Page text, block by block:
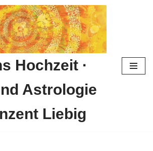
Hochzeit ·
Astrologie
Liebig